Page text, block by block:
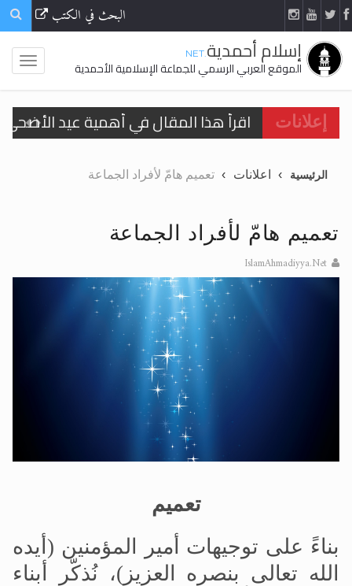
البحث في الكتب
إسلام أحمدية.NET
الموقع العربي الرسمي للجماعة الإسلامية الأحمدية
إعلانات
اقرأ هذا المقال في أهمية عيد
تعميم هامّ لأفراد الجماعة >> المزيد
تعميم هامّ لأفراد الجماعة >> المزيد
اقرأ هذا الكتاب وتعرّف على حقيقة
الحجّ.. دلالات، حِكم، وأهداف >> المزيد
الرئيسية اعلانات تعميم هامّ لأفراد الجماعة
تعميم هامّ لأفراد الجماعة
IslamAhmadiyya.Net
تعميم
بناءً على توجيهات أمير المؤمنين (أيده
الله تعالى بنصره العزيز)، نُذكّر أبناء